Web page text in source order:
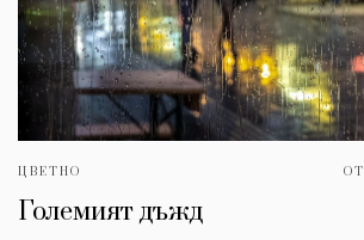
ЦВЕТНО ОТ
Големият дъжд